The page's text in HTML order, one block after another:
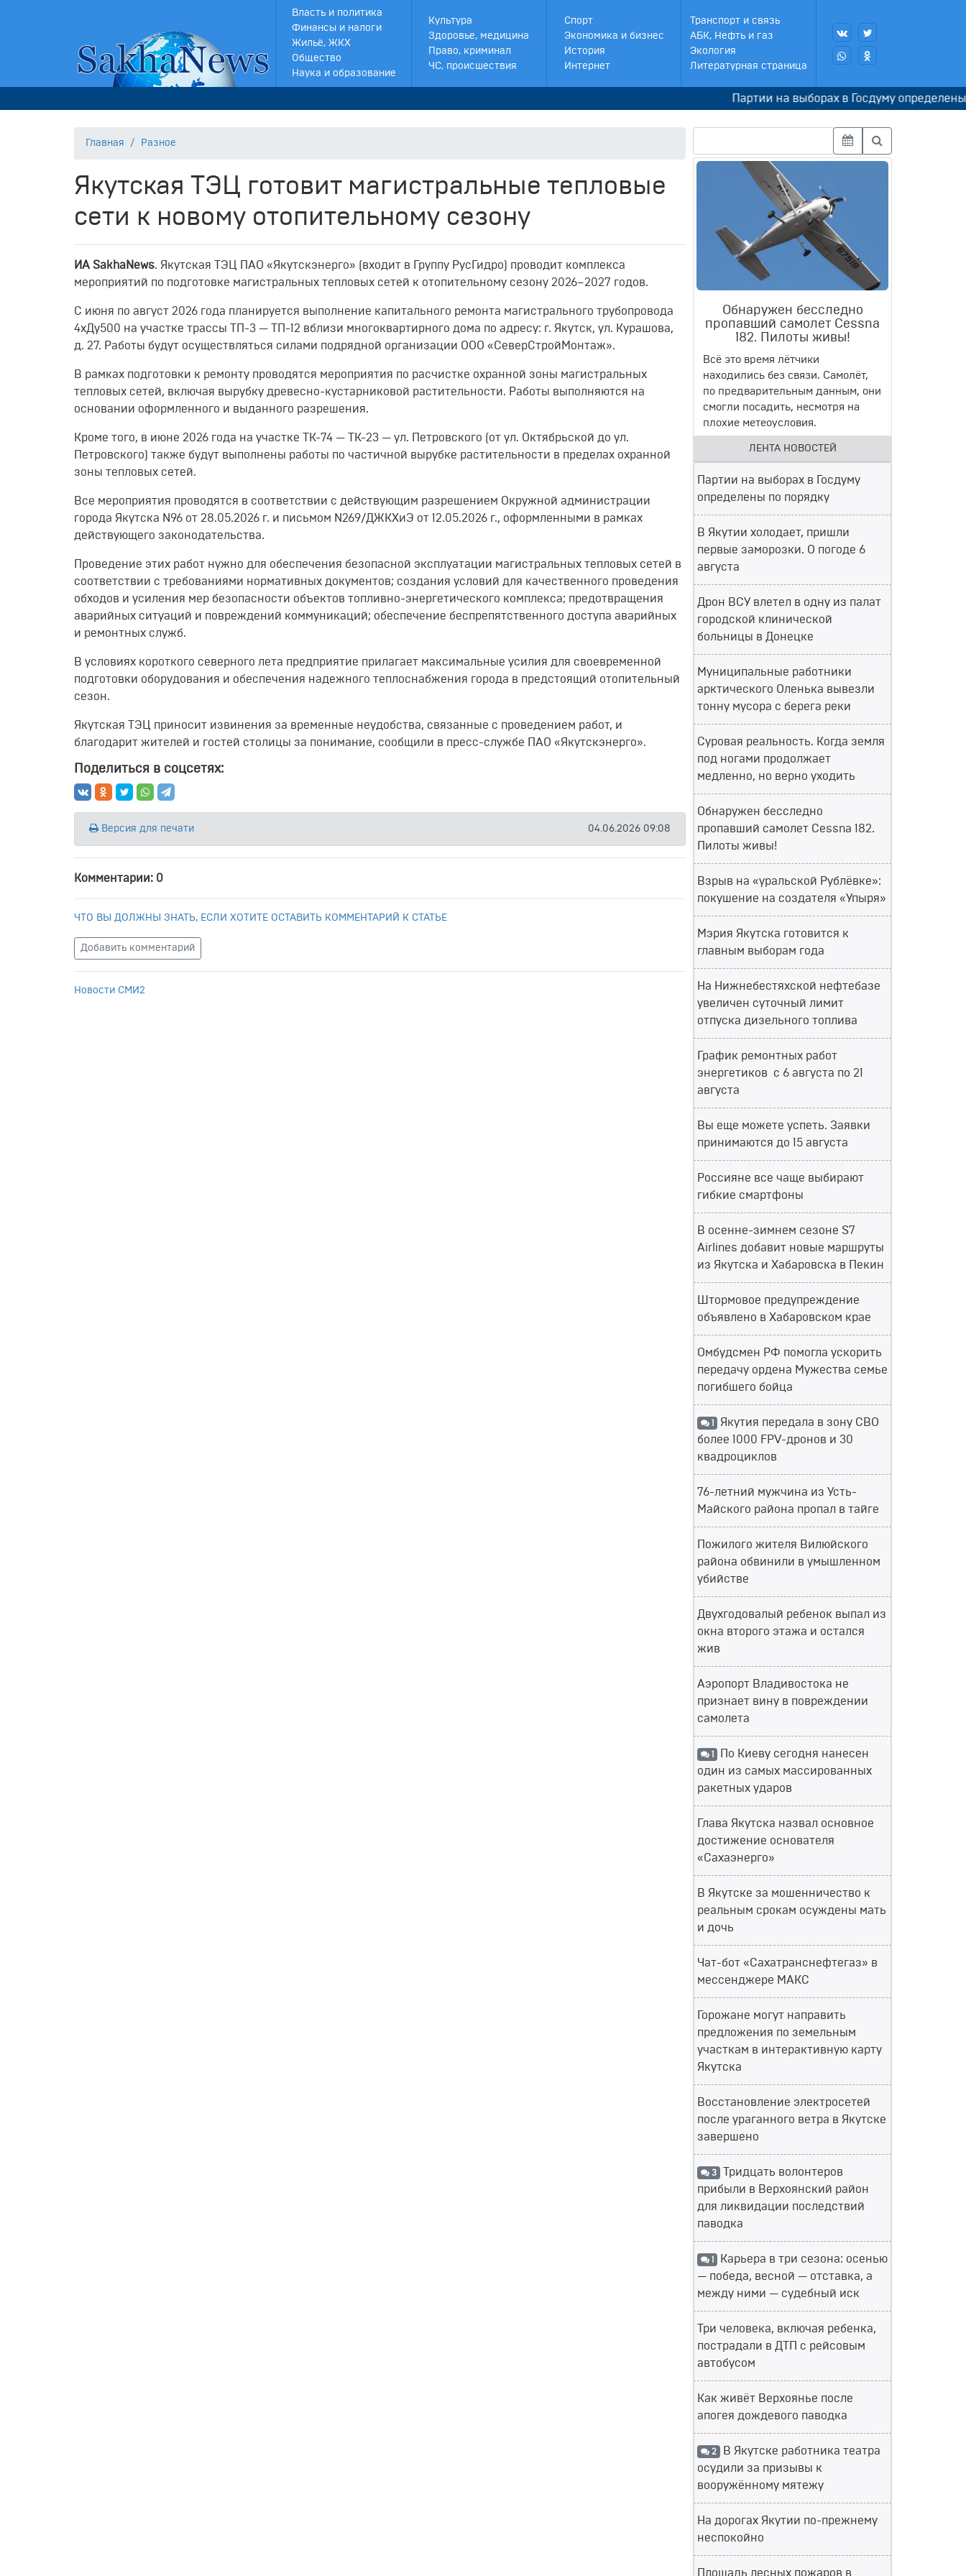
Власть и политика
Финансы и налоги
Жильё, ЖКХ
Общество
Наука и образование
Культура
Здоровье, медицина
Право, криминал
ЧС, происшествия
Спорт
Экономика и бизнес
История
Интернет
Транспорт и связь
АБК, Нефть и газ
Экология
Литературная страница
Партии на выборах в Госдуму определены по
Главная Разное
Якутская ТЭЦ готовит магистральные тепловые
сети к новому отопительному сезону
ИА SakhaNews. Якутская ТЭЦ ПАО «Якутскэнерго» (входит в Группу РусГидро) проводит комплекса
мероприятий по подготовке магистральных тепловых сетей к отопительному сезону 2026–2027 годов.
С июня по август 2026 года планируется выполнение капитального ремонта магистрального трубопровода
4хДу500 на участке трассы ТП-3 — ТП-12 вблизи многоквартирного дома по адресу: г. Якутск, ул. Курашова,
д. 27. Работы будут осуществляться силами подрядной организации ООО «СеверСтройМонтаж».
В рамках подготовки к ремонту проводятся мероприятия по расчистке охранной зоны магистральных
тепловых сетей, включая вырубку древесно-кустарниковой растительности. Работы выполняются на
основании оформленного и выданного разрешения.
Кроме того, в июне 2026 года на участке ТК-74 — ТК-23 — ул. Петровского (от ул. Октябрьской до ул.
Петровского) также будут выполнены работы по частичной вырубке растительности в пределах охранной
зоны тепловых сетей.
Все мероприятия проводятся в соответствии с действующим разрешением Окружной администрации
города Якутска N96 от 28.05.2026 г. и письмом N269/ДЖКХиЭ от 12.05.2026 г., оформленными в рамках
действующего законодательства.
Проведение этих работ нужно для обеспечения безопасной эксплуатации магистральных тепловых сетей в
соответствии с требованиями нормативных документов; создания условий для качественного проведения
обходов и усиления мер безопасности объектов топливно-энергетического комплекса; предотвращения
аварийных ситуаций и повреждений коммуникаций; обеспечение беспрепятственного доступа аварийных
и ремонтных служб.
В условиях короткого северного лета предприятие прилагает максимальные усилия для своевременной
подготовки оборудования и обеспечения надежного теплоснабжения города в предстоящий отопительный
сезон.
Якутская ТЭЦ приносит извинения за временные неудобства, связанные с проведением работ, и
благодарит жителей и гостей столицы за понимание, сообщили в пресс-службе ПАО «Якутскэнерго».
Поделиться в соцсетях:
Версия для печати 04.06.2026 09:08
Комментарии: 0
ЧТО ВЫ ДОЛЖНЫ ЗНАТЬ, ЕСЛИ ХОТИТЕ ОСТАВИТЬ КОММЕНТАРИЙ К СТАТЬЕ
Добавить комментарий
Новости СМИ2
Обнаружен бесследно
пропавший самолет Cessna
182. Пилоты живы!
Всё это время лётчики
находились без связи. Самолёт,
по предварительным данным, они
смогли посадить, несмотря на
плохие метеоусловия.
ЛЕНТА НОВОСТЕЙ
Партии на выборах в Госдуму
определены по порядку
В Якутии холодает, пришли
первые заморозки. О погоде 6
августа
Дрон ВСУ влетел в одну из палат
городской клинической
больницы в Донецке
Муниципальные работники
арктического Оленька вывезли
тонну мусора с берега реки
Суровая реальность. Когда земля
под ногами продолжает
медленно, но верно уходить
Обнаружен бесследно
пропавший самолет Cessna 182.
Пилоты живы!
Взрыв на «уральской Рублёвке»:
покушение на создателя «Упыря»
Мэрия Якутска готовится к
главным выборам года
На Нижнебестяхской нефтебазе
увеличен суточный лимит
отпуска дизельного топлива
График ремонтных работ
энергетиков с 6 августа по 21
августа
Вы еще можете успеть. Заявки
принимаются до 15 августа
Россияне все чаще выбирают
гибкие смартфоны
В осенне-зимнем сезоне S7
Airlines добавит новые маршруты
из Якутска и Хабаровска в Пекин
Штормовое предупреждение
объявлено в Хабаровском крае
Омбудсмен РФ помогла ускорить
передачу ордена Мужества семье
погибшего бойца
1 Якутия передала в зону СВО
более 1000 FPV-дронов и 30
квадроциклов
76-летний мужчина из Усть-
Майского района пропал в тайге
Пожилого жителя Вилюйского
района обвинили в умышленном
убийстве
Двухгодовалый ребенок выпал из
окна второго этажа и остался
жив
Аэропорт Владивостока не
признает вину в повреждении
самолета
1 По Киеву сегодня нанесен
один из самых массированных
ракетных ударов
Глава Якутска назвал основное
достижение основателя
«Сахаэнерго»
В Якутске за мошенничество к
реальным срокам осуждены мать
и дочь
Чат-бот «Сахатранснефтегаз» в
мессенджере МАКС
Горожане могут направить
предложения по земельным
участкам в интерактивную карту
Якутска
Восстановление электросетей
после ураганного ветра в Якутске
завершено
3 Тридцать волонтеров
прибыли в Верхоянский район
для ликвидации последствий
паводка
1 Карьера в три сезона: осенью
— победа, весной — отставка, а
между ними — судебный иск
Три человека, включая ребенка,
пострадали в ДТП с рейсовым
автобусом
Как живёт Верхоянье после
апогея дождевого паводка
2 В Якутске работника театра
осудили за призывы к
вооружённому мятежу
На дорогах Якутии по-прежнему
неспокойно
Площадь лесных пожаров в